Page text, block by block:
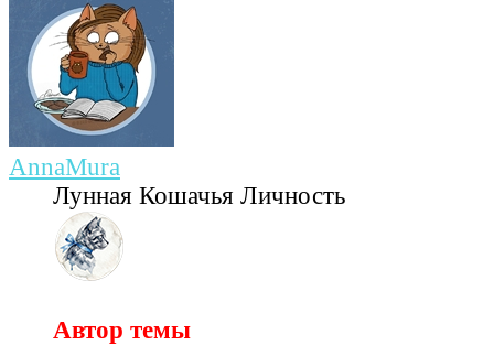
AnnaMura
Лунная Кошачья Личность
Автор темы